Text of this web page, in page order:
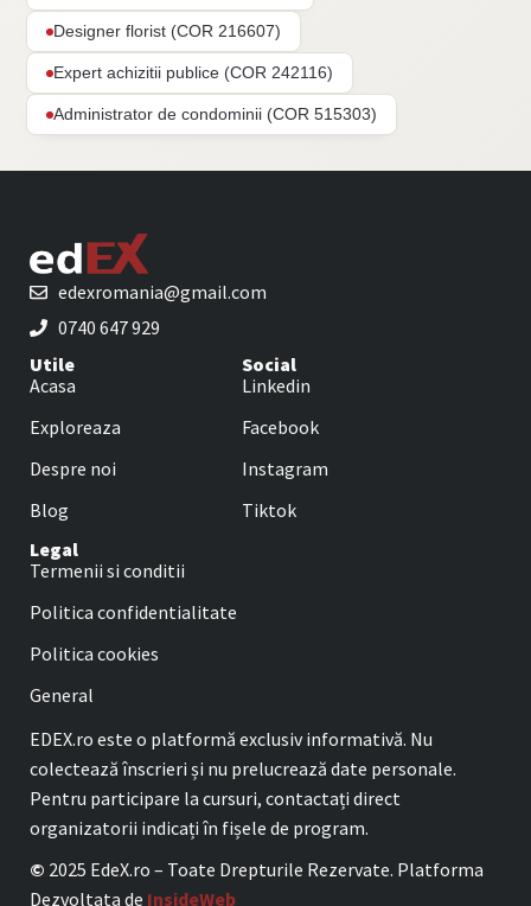
Designer florist (COR 216607)
Expert achizitii publice (COR 242116)
Administrator de condominii (COR 515303)
edexromania@gmail.com
0740 647 929
Utile
Acasa
Exploreaza
Despre noi
Blog
Social
Linkedin
Facebook
Instagram
Tiktok
Legal
Termenii si conditii
Politica confidentialitate
Politica cookies
General
EDEX.ro este o platformă exclusiv informativă. Nu
colectează înscrieri și nu prelucrează date personale.
Pentru participare la cursuri, contactați direct
organizatorii indicați în fișele de program.
© 2025 EdeX.ro – Toate Drepturile Rezervate. Platforma
Dezvoltata de InsideWeb